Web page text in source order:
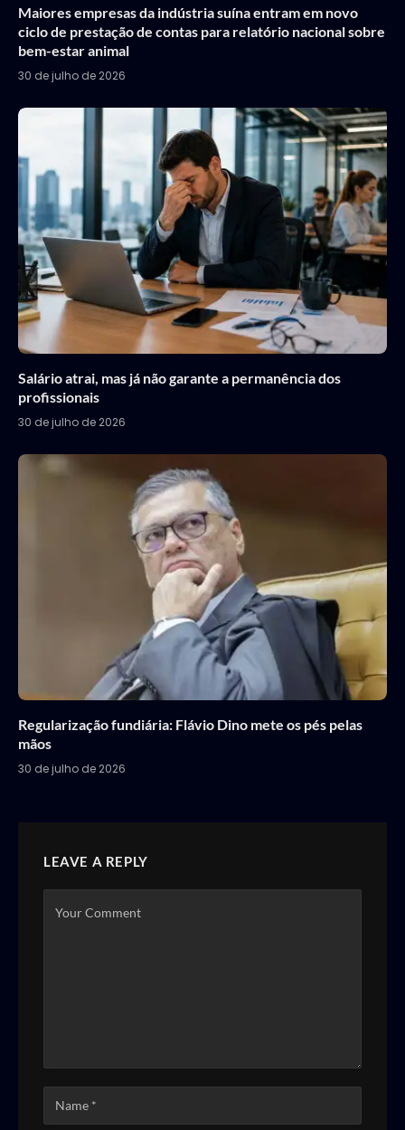
Maiores empresas da indústria suína entram em novo
ciclo de prestação de contas para relatório nacional sobre
bem-estar animal
30 de julho de 2026
Salário atrai, mas já não garante a permanência dos
profissionais
30 de julho de 2026
Regularização fundiária: Flávio Dino mete os pés pelas
mãos
30 de julho de 2026
LEAVE A REPLY